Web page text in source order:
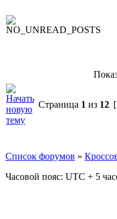
Страница 1 из 12
Список форумов »
Часовой пояс: UTC + 5